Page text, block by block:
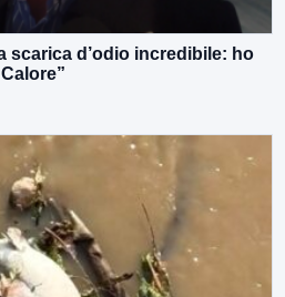
scarica d’odio incredibile: ho